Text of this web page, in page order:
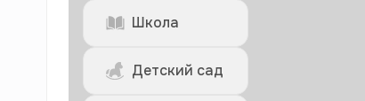
Школа
Детский сад